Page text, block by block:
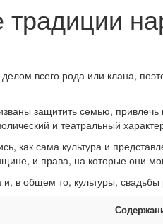
всего рода или клана,
защитить семью,
и театральный
как сама культура и
и права, на которые они
общем то, культуры, свадьбы